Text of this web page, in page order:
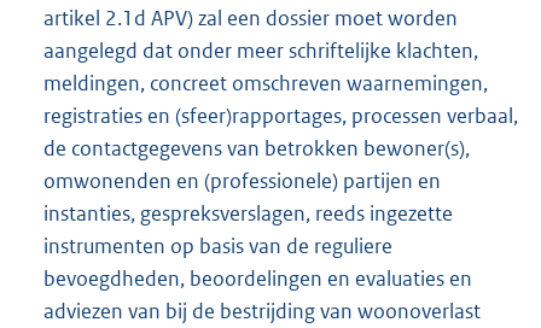
artikel 2.1d APV) zal een dossier moet worden
aangelegd dat onder meer schriftelijke klachten,
meldingen, concreet omschreven waarnemingen,
registraties en (sfeer)rapportages, processen verbaal,
de contactgegevens van betrokken bewoner(s),
omwonenden en (professionele) partijen en
instanties, gespreksverslagen, reeds ingezette
instrumenten op basis van de reguliere
bevoegdheden, beoordelingen en evaluaties en
adviezen van bij de bestrijding van woonoverlast